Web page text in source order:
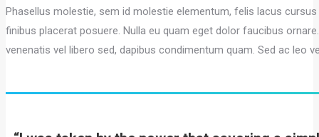
Phasellus molestie, sem id molestie elementum, felis lacus
finibus placerat posuere. Nulla eu quam eget dolor faucibus
venenatis vel libero sed, dapibus condimentum quam. Sed ac leo